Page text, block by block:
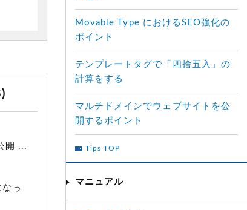
開 ...
っ
Movable Type におけるSEO強化の
ポイント
テンプレートタグで「四捨五入」の
計算をする
マルチドメインでウェブサイトを公
開するポイント
Tips TOP
マニュアル